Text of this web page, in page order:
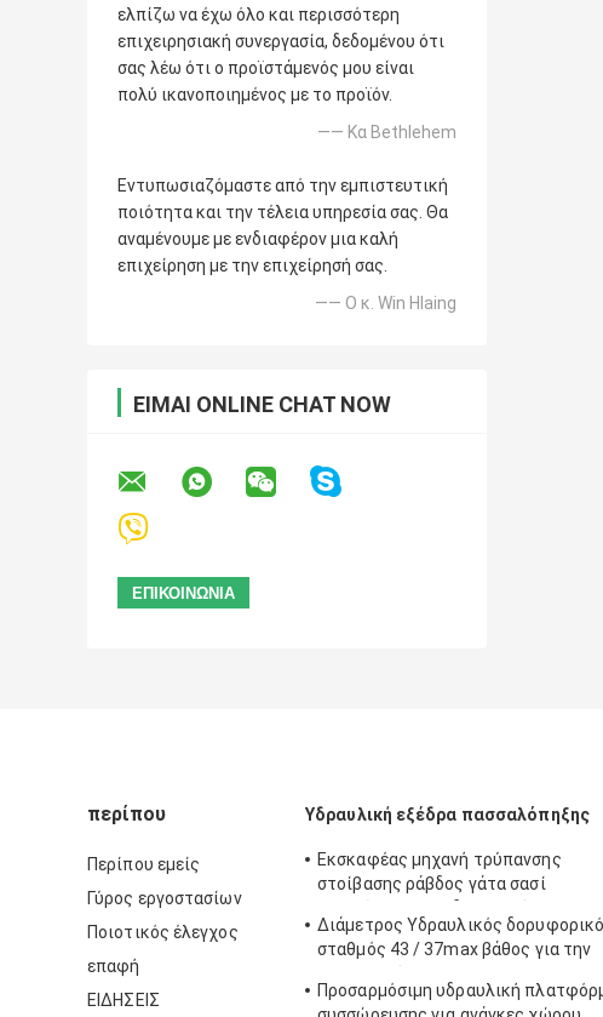
ελπίζω να έχω όλο και περισσότερη
επιχειρησιακή συνεργασία, δεδομένου ότι
σας λέω ότι ο προϊστάμενός μου είναι
πολύ ικανοποιημένος με το προϊόν.
—— Κα Bethlehem
Εντυπωσιαζόμαστε από την εμπιστευτική
ποιότητα και την τέλεια υπηρεσία σας. Θα
αναμένουμε με ενδιαφέρον μια καλή
επιχείρηση με την επιχείρησή σας.
—— Ο κ. Win Hlaing
ΕΊΜΑΙ ONLINE CHAT NOW
περίπου
Περίπου εμείς
Γύρος εργοστασίων
Ποιοτικός έλεγχος
επαφή
ΕΙΔΗΣΕΙΣ
Υδραυλική εξέδρα πασσαλόπηξης
Εκσκαφέας μηχανή τρύπανσης
στοίβασης ράβδος γάτα σασί
Διάμετρος Υδραυλικός
σταθμός 43 / 37max βάθος για την
Προσαρμόσιμη υδραυλική